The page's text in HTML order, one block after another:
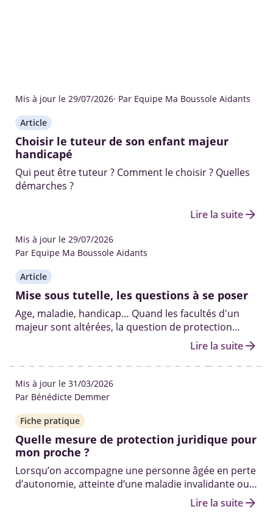
Mis à jour le 29/07/2026· Par Equipe Ma Boussole Aidants
Article
Choisir le tuteur de son enfant majeur
handicapé
Qui peut être tuteur ? Comment le choisir ? Quelles
démarches ?
Lire la suitearrow_forward
Mis à jour le 29/07/2026
Par Equipe Ma Boussole Aidants
Article
Mise sous tutelle, les questions à se poser
Age, maladie, handicap… Quand les facultés d'un
majeur sont altérées, la question de protection
juridique se pose. Différence entre tutelle et
curatelle, rôle du tuteur, conseil de famille...
décryptage.
Lire la suitearrow_forward
Mis à jour le 31/03/2026
Par Bénédicte Demmer
Fiche pratique
Quelle mesure de protection juridique pour
mon proche ?
Lorsqu’on accompagne une personne âgée en perte
d’autonomie, atteinte d’une maladie invalidante ou
d’un handicap, la question de la protection juridique
Lire la suitearrow_forward